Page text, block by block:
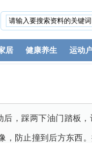
居 健康养生 运动
，踩两下油门踏板
防止撞到后方东西